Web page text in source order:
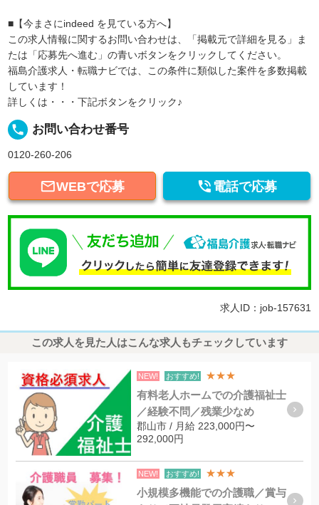
■【今まさにindeed を見ている方へ】
この求人情報に関するお問い合わせは、「掲載元で詳細を見る」ま
たは「応募先へ進む」の青いボタンをクリックしてください。
福島介護求人・転職ナビでは、この条件に類似した案件を多数掲載
しています！
詳しくは・・・下記ボタンをクリック♪
local_phone お問い合わせ番号
0120-260-206
WEBで応募  電話で応募
求人ID：job-157631
この求人を見た人はこんな求人もチェックしています
NEW! おすすめ! ★★★
有料老人ホームでの介護福祉士
／経験不問／残業少なめ
郡山市 / 月給 223,000円〜
292,000円
NEW! おすすめ! ★★★
小規模多機能での介護職／賞与